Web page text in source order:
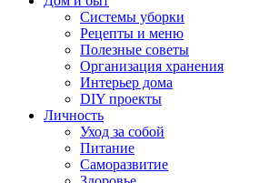
Системы уборки
Рецепты и меню
Полезные советы
Организация хранения
Интерьер дома
DIY проекты
Личность
Уход за собой
Питание
Саморазвитие